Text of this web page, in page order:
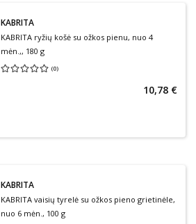
KABRITA
KABRITA ryžių košė su ožkos pienu, nuo 4
mėn.,, 180 g
(0)
Vidutinis įvertinimas 0.00
10,78 €
KABRITA
KABRITA vaisių tyrelė su ožkos pieno grietinėle,
nuo 6 mėn., 100 g